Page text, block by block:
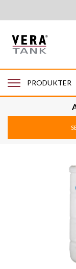
PRODUKTER